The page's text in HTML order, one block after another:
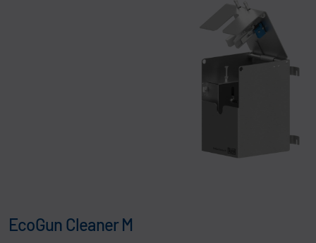
EcoGun Cleaner M